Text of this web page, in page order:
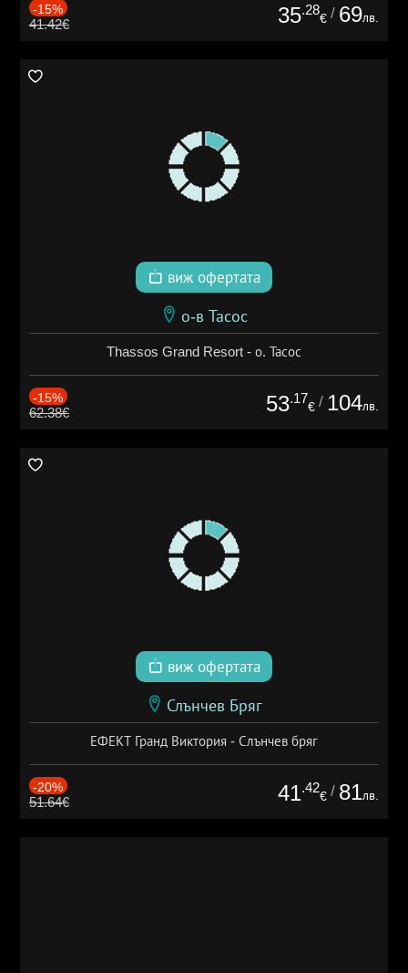
-15%
41.42€ 35.28
€ / 69лв.
виж офертата
о-в Тасос
Thassos Grand Resort - о. Тасос
-15%
62.38€ 53.17
€ / 104лв.
виж офертата
Слънчев Бряг
ЕФЕКТ Гранд Виктория - Слънчев бряг
-20%
51.64€ 41.42
€ / 81лв.